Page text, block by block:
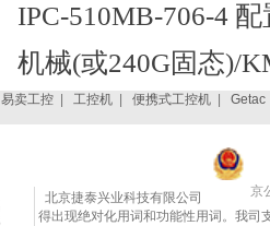
IPC-510MB-706-4
机械(或240G固态)/
易卖工控| 工控机| 便携式工控机| Getac
北京捷泰兴业科技有限公司
京
得出现绝对化用词和功能性用词。我司